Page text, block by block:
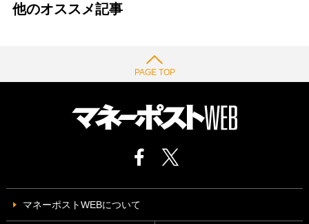
他のオススメ記事
PAGE TOP
マネーポストWEBについて